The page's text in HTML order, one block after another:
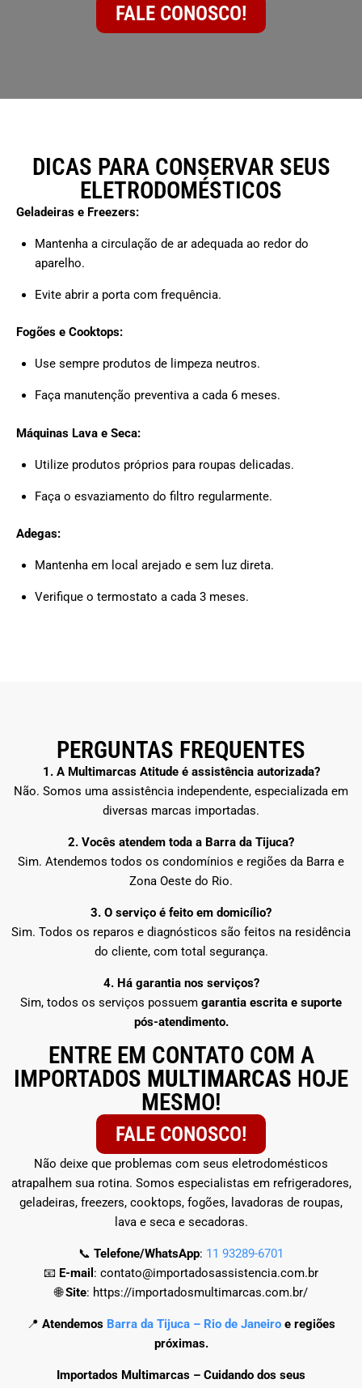
FALE CONOSCO!
DICAS PARA CONSERVAR SEUS
ELETRODOMÉSTICOS
Geladeiras e Freezers:
Mantenha a circulação de ar adequada ao redor do
aparelho.
Evite abrir a porta com frequência.
Fogões e Cooktops:
Use sempre produtos de limpeza neutros.
Faça manutenção preventiva a cada 6 meses.
Máquinas Lava e Seca:
Utilize produtos próprios para roupas delicadas.
Faça o esvaziamento do filtro regularmente.
Adegas:
Mantenha em local arejado e sem luz direta.
Verifique o termostato a cada 3 meses.
PERGUNTAS FREQUENTES
1. A Multimarcas Atitude é assistência autorizada?
Não. Somos uma assistência independente, especializada em
diversas marcas importadas.
2. Vocês atendem toda a Barra da Tijuca?
Sim. Atendemos todos os condomínios e regiões da Barra e
Zona Oeste do Rio.
3. O serviço é feito em domicílio?
Sim. Todos os reparos e diagnósticos são feitos na residência
do cliente, com total segurança.
4. Há garantia nos serviços?
Sim, todos os serviços possuem garantia escrita e suporte
pós-atendimento.
ENTRE EM CONTATO COM A
IMPORTADOS MULTIMARCAS HOJE
MESMO!
FALE CONOSCO!
Não deixe que problemas com seus eletrodomésticos
atrapalhem sua rotina. Somos especialistas em refrigeradores,
geladeiras, freezers, cooktops, fogões, lavadoras de roupas,
lava e seca e secadoras.
📞 Telefone/WhatsApp: 11 93289-6701
📧 E-mail : contato@importadosassistencia.com.br
🌐Site: https://importadosmultimarcas.com.br/
📍 Atendemos Barra da Tijuca – Rio de Janeiro e regiões
próximas.
Importados Multimarcas – Cuidando dos seus